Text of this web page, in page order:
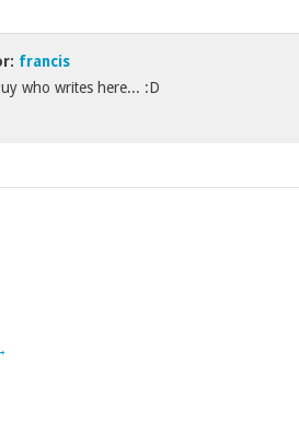
francis
who writes here... :D